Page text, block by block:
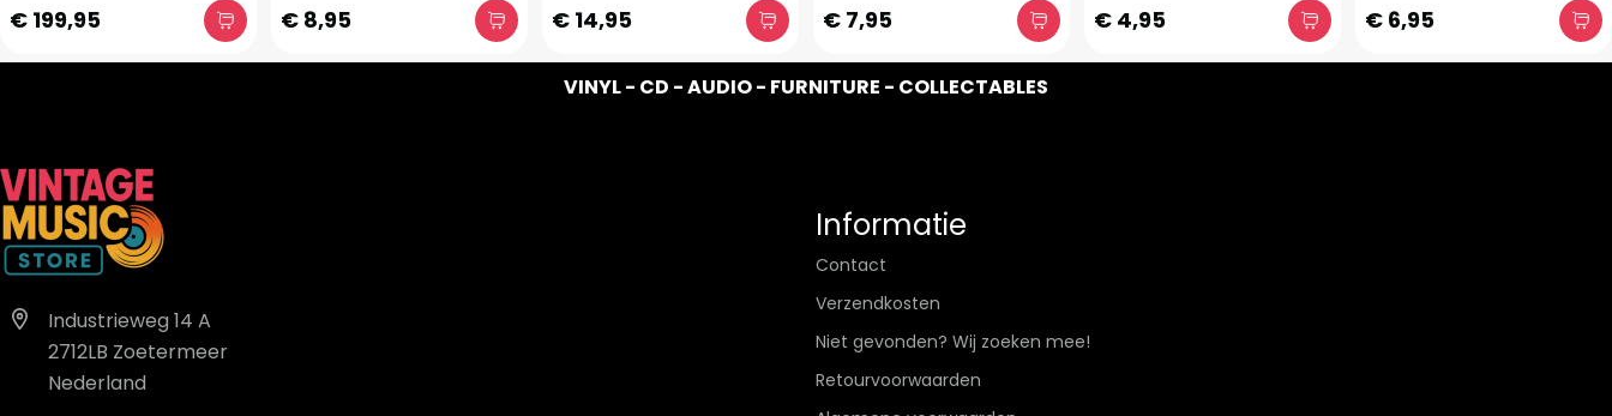
€ 199,95 € 8,95 € 14,95 € 7,95 € 4,95 € 6,95
VINYL - CD - AUDIO - FURNITURE - COLLECTABLES
Industrieweg 14 A
2712LB Zoetermeer
Nederland
Informatie
Contact
Verzendkosten
Niet gevonden? Wij zoeken mee!
Retourvoorwaarden